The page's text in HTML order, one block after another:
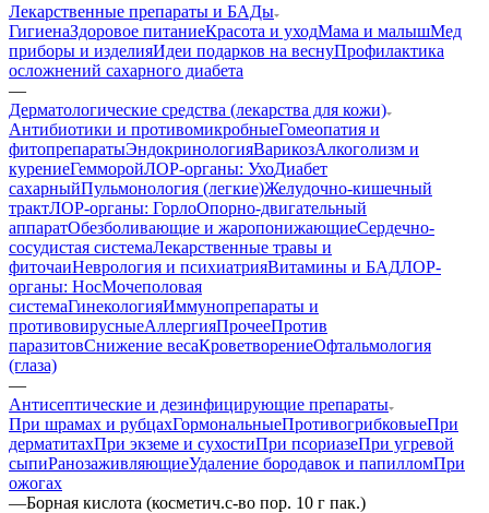
Лекарственные препараты и БАДы
ГигиенаЗдоровое питаниеКрасота и уходМама и малышМед
приборы и изделияИдеи подарков на веснуПрофилактика
осложнений сахарного диабета
—
Дерматологические средства (лекарства для кожи)
Антибиотики и противомикробныеГомеопатия и
фитопрепаратыЭндокринологияВарикозАлкоголизм и
курениеГемморойЛОР-органы: УхоДиабет
сахарныйПульмонология (легкие)Желудочно-кишечный
трактЛОР-органы: ГорлоОпорно-двигательный
аппаратОбезболивающие и жаропонижающиеСердечно-
сосудистая системаЛекарственные травы и
фиточаиНеврология и психиатрияВитамины и БАДЛОР-
органы: НосМочеполовая
системаГинекологияИммунопрепараты и
противовирусныеАллергияПрочееПротив
паразитовСнижение весаКроветворениеОфтальмология
(глаза)
—
Антисептические и дезинфицирующие препараты
При шрамах и рубцахГормональныеПротивогрибковыеПри
дерматитахПри экземе и сухостиПри псориазеПри угревой
сыпиРанозаживляющиеУдаление бородавок и папилломПри
ожогах
—Борная кислота (косметич.с-во пор. 10 г пак.)